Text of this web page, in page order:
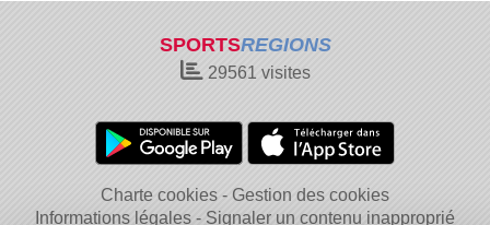
SPORTSREGIONS
29561 visites
Charte cookies
Gestion des cookies
Informations légales
Signaler un contenu inapproprié